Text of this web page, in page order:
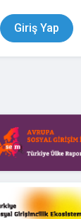
Giriş Yap